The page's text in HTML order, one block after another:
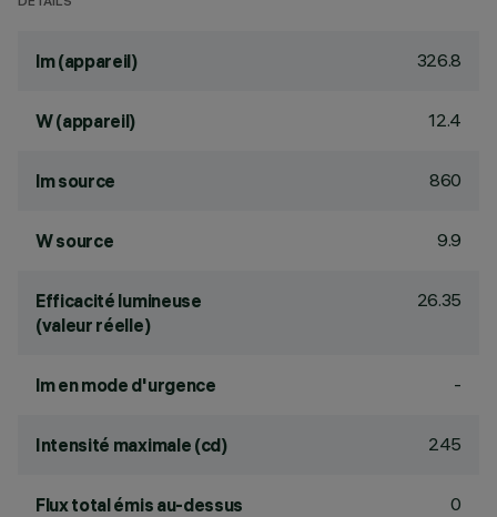
lm (appareil) 326.8
W (appareil) 12.4
lm source 860
W source 9.9
Efficacité lumineuse
(valeur réelle)
26.35
lm en mode d'urgence -
Intensité maximale (cd) 245
Flux total émis au-dessus
0